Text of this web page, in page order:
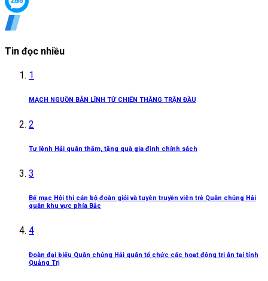
Tin đọc nhiều
1
MẠCH NGUỒN BẢN LĨNH TỪ CHIẾN THẮNG TRẬN ĐẦU
2
Tư lệnh Hải quân thăm, tặng quà gia đình chính sách
3
Bế mạc Hội thi cán bộ đoàn giỏi và tuyên truyền viên trẻ Quân chủng Hải
quân khu vực phía Bắc
4
Đoàn đại biểu Quân chủng Hải quân tổ chức các hoạt động tri ân tại tỉnh
Quảng Trị